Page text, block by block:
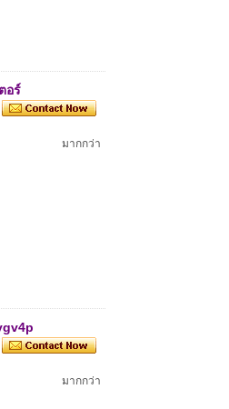
อร์
มากกว่า
มากกว่า